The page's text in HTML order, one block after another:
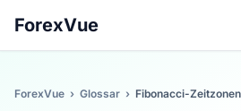
ForexVue
ForexVue › Glossar › Fibonacci-Zeitzonen